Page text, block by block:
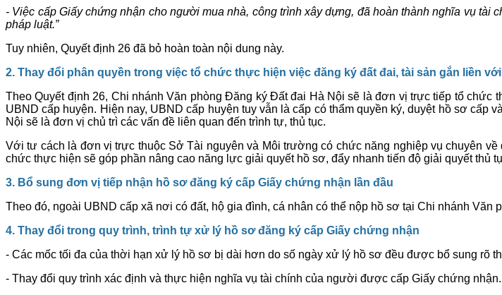
- Việc cấp Giấy chứng nhận cho người mua nhà, công trình xây dựng, đã hoàn thành nghĩa vụ
pháp luật.”
Tuy nhiên, Quyết định 26 đã bỏ hoàn toàn nội dung này.
2. Thay đổi phân quyền trong việc tổ chức thực hiện việc đăng ký đất đai, tài sản gắn liền
Theo Quyết định 26, Chi nhánh Văn phòng Đăng ký Đất đai Hà Nội sẽ là đơn vị trực tiếp tổ
UBND cấp huyện. Hiện nay, UBND cấp huyện tuy vẫn là cấp có thẩm quyền ký, duyệt hồ sơ
Nội sẽ là đơn vị chủ trì các vấn đề liên quan đến trình tự, thủ tục.
Với tư cách là đơn vị trực thuộc Sở Tài nguyên và Môi trường có chức năng nghiệp vụ chuyên
chức thực hiện sẽ góp phần nâng cao năng lực giải quyết hồ sơ, đẩy nhanh tiến độ giải quyết thủ
3. Bổ sung đơn vị tiếp nhận hồ sơ đăng ký cấp Giấy chứng nhận lần đầu
Theo đó, ngoài UBND cấp xã nơi có đất, hộ gia đình, cá nhân có thể nộp hồ sơ tại Chi nhánh Văn
4. Thay đổi trong quy trình, trình tự xử lý hồ sơ đăng ký cấp Giấy chứng nhận
- Các mốc tối đa của thời hạn xử lý hồ sơ bị dài hơn do số ngày xử lý hồ sơ đều được bổ sung rõ
- Thay đổi quy trình xác định và thực hiện nghĩa vụ tài chính của người được cấp Giấy chứng nhận.